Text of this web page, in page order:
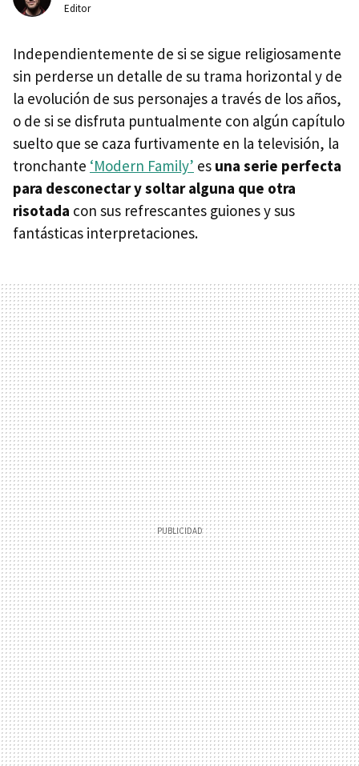
Editor
Independientemente de si se sigue religiosamente
sin perderse un detalle de su trama horizontal y de
la evolución de sus personajes a través de los años,
o de si se disfruta puntualmente con algún capítulo
suelto que se caza furtivamente en la televisión, la
tronchante ‘Modern Family’ es una serie perfecta
para desconectar y soltar alguna que otra
risotada con sus refrescantes guiones y sus
fantásticas interpretaciones.